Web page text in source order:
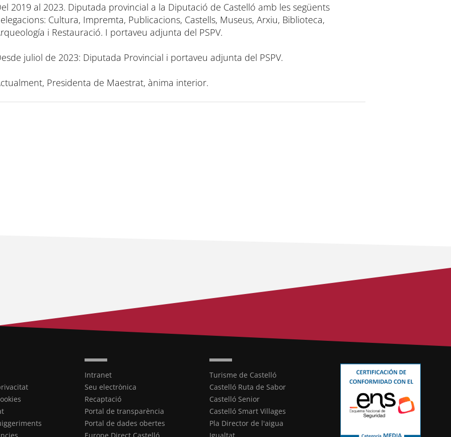
2019 al 2023. Diputada provincial a la Diputació de Castelló amb les següents
Cultura, Impremta, Publicacions, Castells, Museus, Arxiu, Biblioteca,
i Restauració. I portaveu adjunta del PSPV.
juliol de 2023: Diputada Provincial i portaveu adjunta del PSPV.
Presidenta de Maestrat, ànima interior.
Intranet
Seu electrònica
Recaptació
Portal de transparència
Portal de dades obertes
Turisme de Castelló
Castelló Ruta de Sabor
Castelló Senior
Castelló Smart Villages
Pla Director de l'aigua